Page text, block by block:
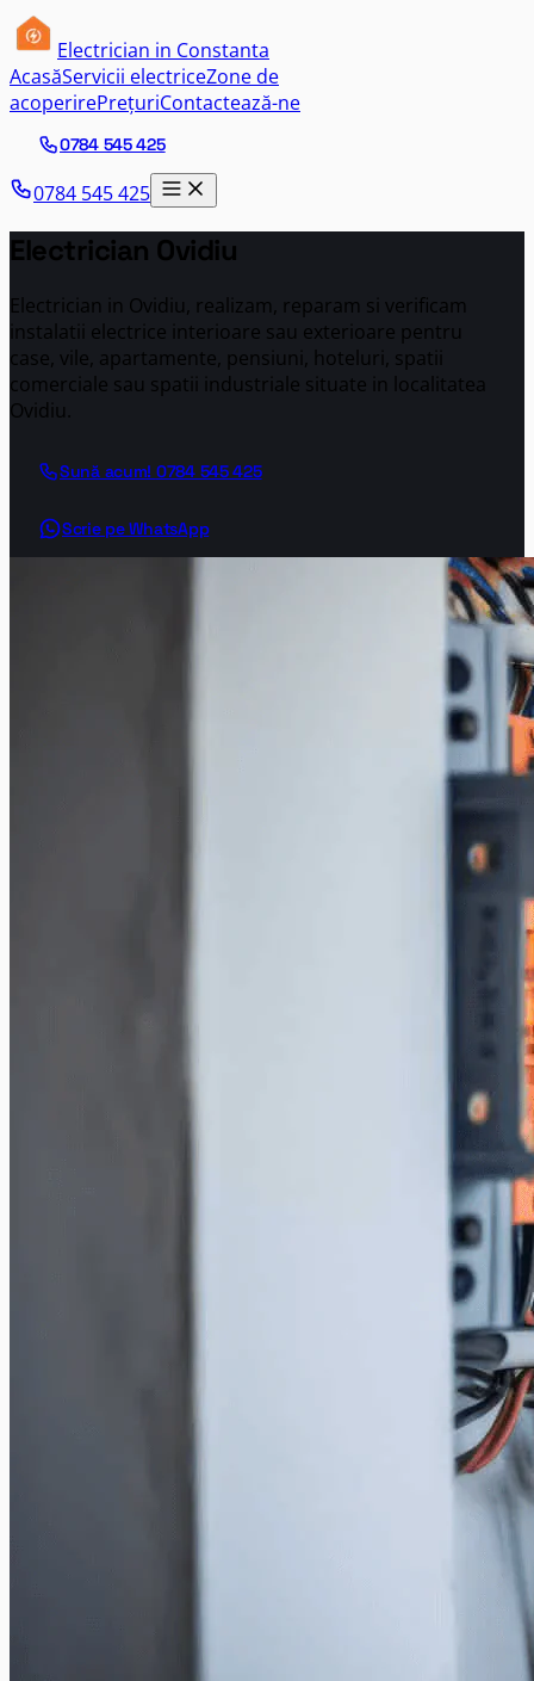
Electrician in Constanta
AcasăServicii electriceZone de
acoperirePrețuriContactează-ne
0784 545 425
0784 545 425
Electrician Ovidiu
Electrician in Ovidiu, realizam, reparam si verificam
instalatii electrice interioare sau exterioare pentru
case, vile, apartamente, pensiuni, hoteluri, spatii
comerciale sau spatii industriale situate in localitatea
Ovidiu.
Sună acum! 0784 545 425
Scrie pe WhatsApp